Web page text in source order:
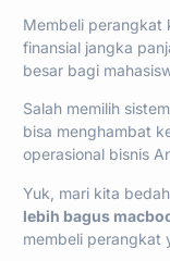
Membeli perangkat
finansial jangka
besar bagi
Salah memilih
bisa menghambat
operasional bisnis
Yuk, mari kita
lebih bagus
membeli perangkat